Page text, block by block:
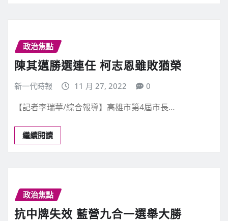
政治焦點
陳其邁勝選連任 柯志恩雖敗猶榮
新一代時報 11 月 27, 2022 0
【記者李瑞華/綜合報導】高雄市第4屆市長…
繼續閱讀
政治焦點
抗中牌失效 藍營九合一選舉大勝